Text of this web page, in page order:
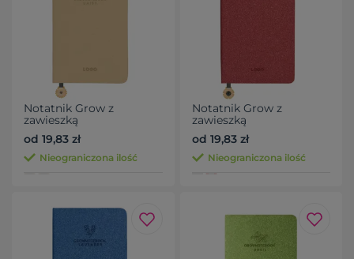
Notatnik Grow z
zawieszką
od 19,83 zł
Nieograniczona ilość
Notatnik Grow z
zawieszką
od 19,83 zł
Nieograniczona ilość